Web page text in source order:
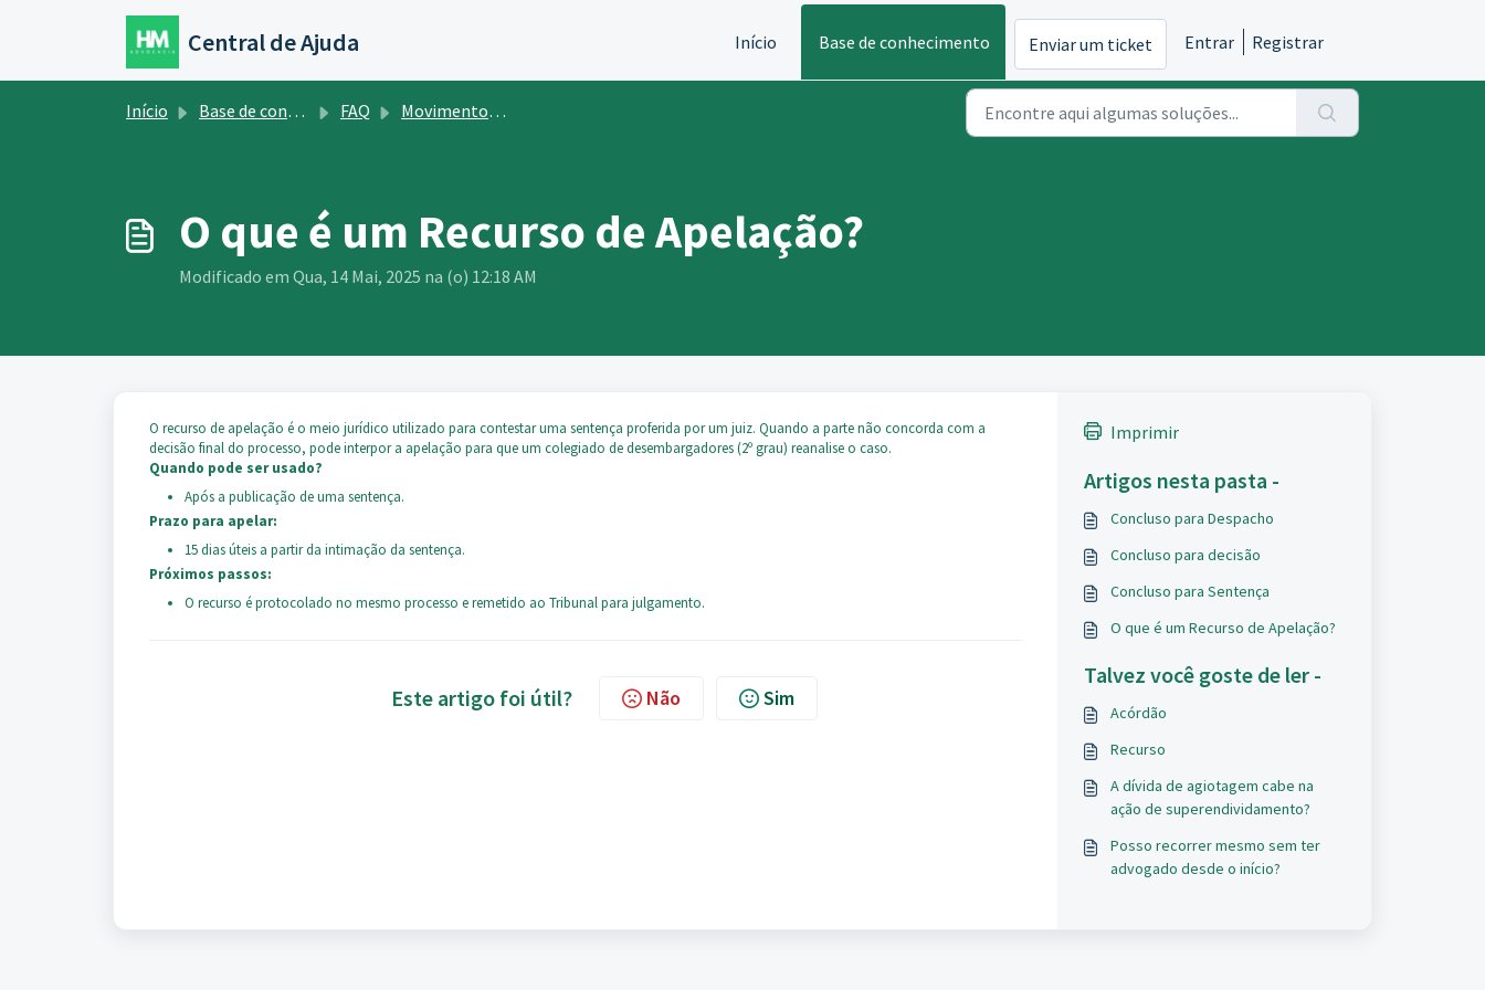
Ir para o conteúdo principal
Central de Ajuda Início Base de conhecimento Enviar um ticket Entrar Registrar
Início Base de conhecimento FAQ Movimentos Processuais
O que é um Recurso de Apelação?
Modificado em Qua, 14 Mai, 2025 na (o) 12:18 AM
O recurso de apelação é o meio jurídico utilizado para contestar uma sentença proferida por um juiz. Quando a parte não concorda com a
decisão final do processo, pode interpor a apelação para que um colegiado de desembargadores (2º grau) reanalise o caso.
Quando pode ser usado?
Após a publicação de uma sentença.
Prazo para apelar:
15 dias úteis a partir da intimação da sentença.
Próximos passos:
O recurso é protocolado no mesmo processo e remetido ao Tribunal para julgamento.
Este artigo foi útil? Não Sim
Imprimir
Artigos nesta pasta -
Concluso para Despacho
Concluso para decisão
Concluso para Sentença
O que é um Recurso de Apelação?
Talvez você goste de ler -
Acórdão
Recurso
A dívida de agiotagem cabe na
ação de superendividamento?
Posso recorrer mesmo sem ter
advogado desde o início?